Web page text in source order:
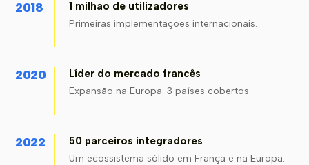
2018 1 milhão de utilizadores
Primeiras implementações internacionais.
2020 Líder do mercado francês
Expansão na Europa: 3 países cobertos.
2022 50 parceiros integradores
Um ecossistema sólido em França e na Europa.